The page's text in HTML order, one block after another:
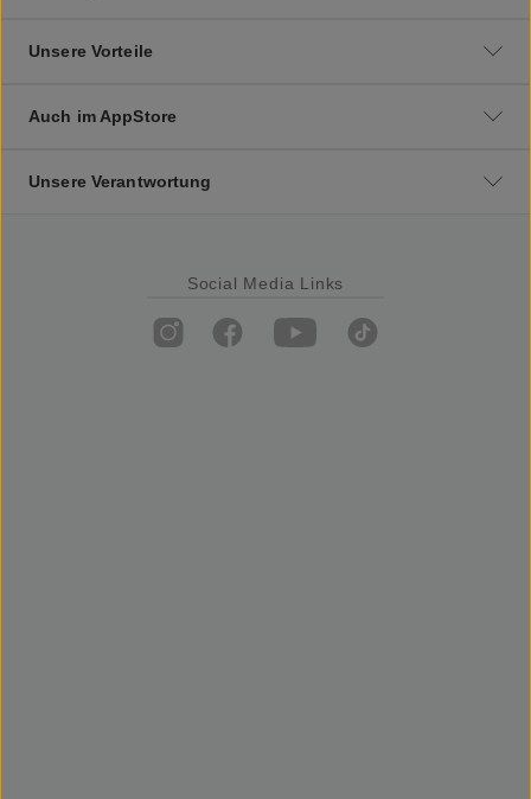
Unsere Vorteile
Auch im AppStore
Unsere Verantwortung
Social Media Links